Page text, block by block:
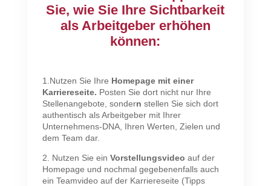
Sie, wie Sie Ihre Sichtbarkeit
als Arbeitgeber erhöhen
können:
1.Nutzen Sie Ihre Homepage mit einer
Karriereseite. Posten Sie dort nicht nur Ihre
Stellenangebote, sondern stellen Sie sich dort
authentisch als Arbeitgeber mit Ihrer
Unternehmens-DNA, Ihren Werten, Zielen und
dem Team dar.
2. Nutzen Sie ein Vorstellungsvideo auf der
Homepage und nochmal gegebenenfalls auch
ein Teamvideo auf der Karriereseite (Tipps